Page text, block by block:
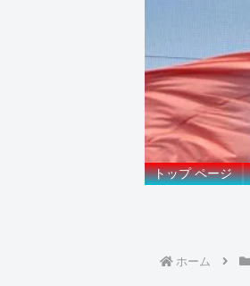
トップ ページ
ホーム